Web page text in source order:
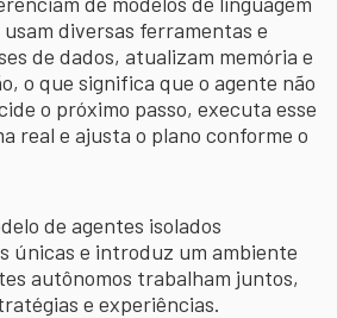
diversas ferramentas e
de dados, atualizam memória e
o que significa que o agente não
o próximo passo, executa esse
real e ajusta o plano conforme o
de agentes isolados
únicas e introduz um ambiente
autônomos trabalham juntos,
e experiências.